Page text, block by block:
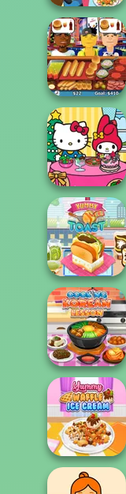
Dr Panda
Restaurant
Hot Dog Bush
Hello Kitty and
Friends: Xmas...
Yummy Toast
Cooking Korean
Lesson